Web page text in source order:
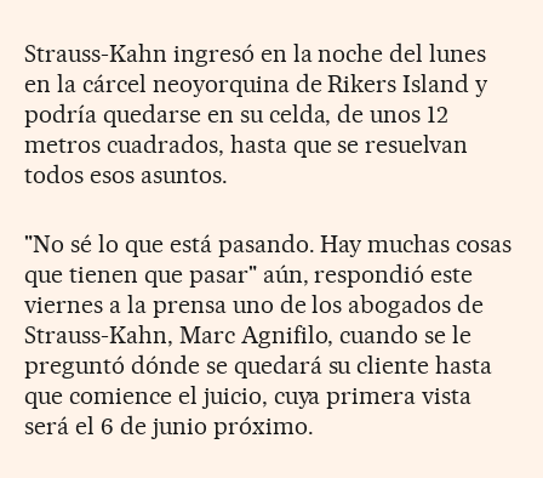
Strauss-Kahn ingresó en la noche del lunes
en la cárcel neoyorquina de Rikers Island y
podría quedarse en su celda, de unos 12
metros cuadrados, hasta que se resuelvan
todos esos asuntos.
"No sé lo que está pasando. Hay muchas cosas
que tienen que pasar" aún, respondió este
viernes a la prensa uno de los abogados de
Strauss-Kahn, Marc Agnifilo, cuando se le
preguntó dónde se quedará su cliente hasta
que comience el juicio, cuya primera vista
será el 6 de junio próximo.